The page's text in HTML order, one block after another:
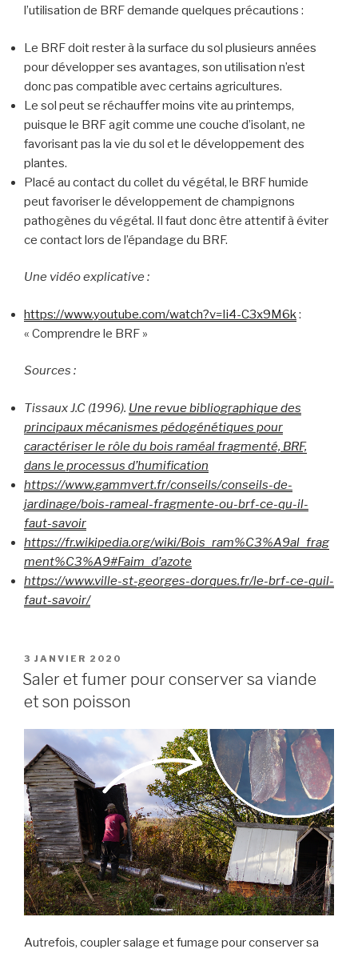
l’utilisation de BRF demande quelques précautions :
Le BRF doit rester à la surface du sol plusieurs années
pour développer ses avantages, son utilisation n’est
donc pas compatible avec certains agricultures.
Le sol peut se réchauffer moins vite au printemps,
puisque le BRF agit comme une couche d’isolant, ne
favorisant pas la vie du sol et le développement des
plantes.
Placé au contact du collet du végétal, le BRF humide
peut favoriser le développement de champignons
pathogènes du végétal. Il faut donc être attentif à éviter
ce contact lors de l’épandage du BRF.
Une vidéo explicative :
https://www.youtube.com/watch?v=Ii4-C3x9M6k :
« Comprendre le BRF »
Sources :
Tissaux J.C (1996). Une revue bibliographique des
principaux mécanismes pédogénétiques pour
caractériser le rôle du bois raméal fragmenté, BRF,
dans le processus d’humification
https://www.gammvert.fr/conseils/conseils-de-
jardinage/bois-rameal-fragmente-ou-brf-ce-qu-il-
faut-savoir
https://fr.wikipedia.org/wiki/Bois_ram%C3%A9al_frag
ment%C3%A9#Faim_d’azote
https://www.ville-st-georges-dorques.fr/le-brf-ce-quil-
faut-savoir/
3 JANVIER 2020
Saler et fumer pour conserver sa viande
et son poisson
Autrefois, coupler salage et fumage pour conserver sa